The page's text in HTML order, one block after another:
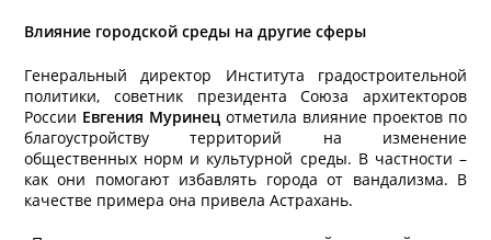
Влияние городской среды на другие сферы
Генеральный директор Института градостроительной
политики, советник президента Союза архитекторов
России Евгения Муринец отметила влияние проектов по
благоустройству территорий на изменение
общественных норм и культурной среды. В частности –
как они помогают избавлять города от вандализма. В
качестве примера она привела Астрахань.